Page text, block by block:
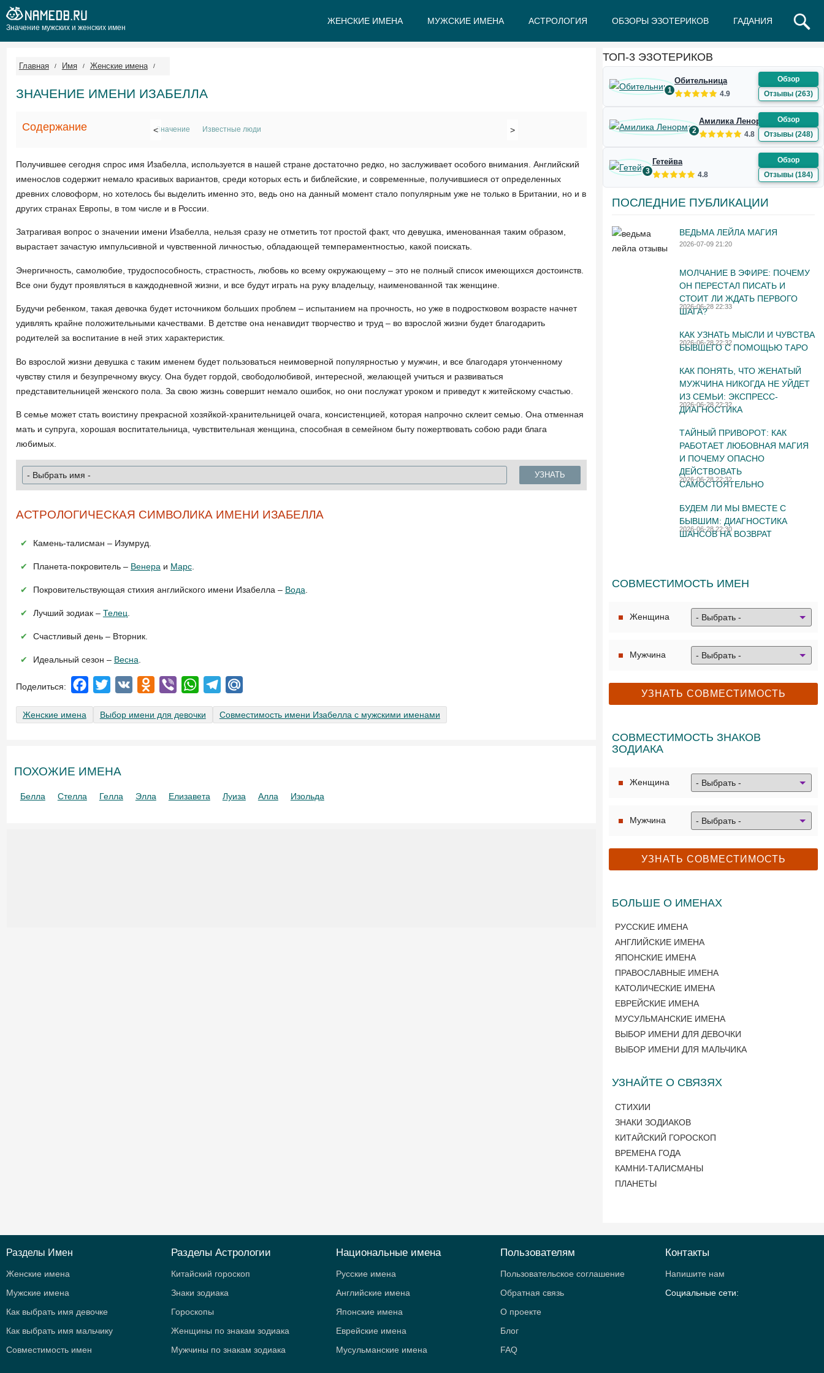
Значение мужских и женских имен
ЖЕНСКИЕ ИМЕНА МУЖСКИЕ ИМЕНА АСТРОЛОГИЯ ОБЗОРЫ ЭЗОТЕРИКОВ ГАДАНИЯ
Главная Имя Женские имена
ЗНАЧЕНИЕ ИМЕНИ ИЗАБЕЛЛА
Содержание <Значение Известные люди >
Получившее сегодня спрос имя Изабелла, используется в нашей стране достаточно редко, но заслуживает особого внимания. Английский
именослов содержит немало красивых вариантов, среди которых есть и библейские, и современные, получившиеся от определенных
древних словоформ, но хотелось бы выделить именно это, ведь оно на данный момент стало популярным уже не только в Британии, но и в
других странах Европы, в том числе и в России.
Затрагивая вопрос о значении имени Изабелла, нельзя сразу не отметить тот простой факт, что девушка, именованная таким образом,
вырастает зачастую импульсивной и чувственной личностью, обладающей темпераментностью, какой поискать.
Энергичность, самолюбие, трудоспособность, страстность, любовь ко всему окружающему – это не полный список имеющихся достоинств.
Все они будут проявляться в каждодневной жизни, и все будут играть на руку владельцу, наименованной так женщине.
Будучи ребенком, такая девочка будет источником больших проблем – испытанием на прочность, но уже в подростковом возрасте начнет
удивлять крайне положительными качествами. В детстве она ненавидит творчество и труд – во взрослой жизни будет благодарить
родителей за воспитание в ней этих характеристик.
Во взрослой жизни девушка с таким именем будет пользоваться неимоверной популярностью у мужчин, и все благодаря утонченному
чувству стиля и безупречному вкусу. Она будет гордой, свободолюбивой, интересной, желающей учиться и развиваться
представительницей женского пола. За свою жизнь совершит немало ошибок, но они послужат уроком и приведут к житейскому счастью.
В семье может стать воистину прекрасной хозяйкой-хранительницей очага, консистенцией, которая напрочно склеит семью. Она отменная
мать и супруга, хорошая воспитательница, чувствительная женщина, способная в семейном быту пожертвовать собою ради блага
любимых.
УЗНАТЬ
АСТРОЛОГИЧЕСКАЯ СИМВОЛИКА ИМЕНИ ИЗАБЕЛЛА
Камень-талисман – Изумруд.
Планета-покровитель – Венера и Марс.
Покровительствующая стихия английского имени Изабелла – Вода
Лучший зодиак – Телец
Счастливый день – Вторник.
Идеальный сезон – Весна
Facebook
Twitter VK Odnoklassniki
Viber WhatsAppTelegram
Женские имена Выбор имени для девочки Совместимость имени Изабелла с мужскими именами
ПОХОЖИЕ ИМЕНА
Белла Стелла Гелла Элла Елизавета Луиза Алла Изольда
ТОП-3 ЭЗОТЕРИКОВ
1
Обительница
4.9
Обзор
Отзывы (263)
2
Амилика Ленорман
4.8
Обзор
Отзывы (248)
3
Гетейва
4.8
Обзор
Отзывы (184)
ПОСЛЕДНИЕ ПУБЛИКАЦИИ
ВЕДЬМА ЛЕЙЛА МАГИЯ
2026-07-09 21:20
МОЛЧАНИЕ В ЭФИРЕ: ПОЧЕМУ
ОН ПЕРЕСТАЛ ПИСАТЬ И
СТОИТ ЛИ ЖДАТЬ ПЕРВОГО
ШАГА?
2026-06-28 22:33
КАК УЗНАТЬ МЫСЛИ И ЧУВСТВА
БЫВШЕГО С ПОМОЩЬЮ ТАРО
2026-06-28 22:32
КАК ПОНЯТЬ, ЧТО ЖЕНАТЫЙ
МУЖЧИНА НИКОГДА НЕ УЙДЕТ
ИЗ СЕМЬИ: ЭКСПРЕСС-
ДИАГНОСТИКА
2026-06-28 22:32
ТАЙНЫЙ ПРИВОРОТ: КАК
РАБОТАЕТ ЛЮБОВНАЯ МАГИЯ
И ПОЧЕМУ ОПАСНО
ДЕЙСТВОВАТЬ
САМОСТОЯТЕЛЬНО
2026-06-28 22:32
БУДЕМ ЛИ МЫ ВМЕСТЕ С
БЫВШИМ: ДИАГНОСТИКА
ШАНСОВ НА ВОЗВРАТ
2026-06-28 22:30
СОВМЕСТИМОСТЬ ИМЕН
Женщина
Мужчина
СОВМЕСТИМОСТЬ ЗНАКОВ
ЗОДИАКА
Женщина
Мужчина
БОЛЬШЕ О ИМЕНАХ
РУССКИЕ ИМЕНА
АНГЛИЙСКИЕ ИМЕНА
ЯПОНСКИЕ ИМЕНА
ПРАВОСЛАВНЫЕ ИМЕНА
КАТОЛИЧЕСКИЕ ИМЕНА
ЕВРЕЙСКИЕ ИМЕНА
МУСУЛЬМАНСКИЕ ИМЕНА
ВЫБОР ИМЕНИ ДЛЯ ДЕВОЧКИ
ВЫБОР ИМЕНИ ДЛЯ МАЛЬЧИКА
УЗНАЙТЕ О СВЯЗЯХ
СТИХИИ
ЗНАКИ ЗОДИАКОВ
КИТАЙСКИЙ ГОРОСКОП
ВРЕМЕНА ГОДА
КАМНИ-ТАЛИСМАНЫ
ПЛАНЕТЫ
Разделы Имен
Женские имена
Мужские имена
Как выбрать имя девочке
Как выбрать имя мальчику
Совместимость имен
Разделы Астрологии
Китайский гороскоп
Знаки зодиака
Гороскопы
Женщины по знакам зодиака
Мужчины по знакам зодиака
Национальные имена
Русские имена
Английские имена
Японские имена
Еврейские имена
Мусульманские имена
Пользователям
Пользовательское соглашение
Обратная связь
О проекте
Блог
FAQ
Контакты
Напишите нам
Социальные сети: